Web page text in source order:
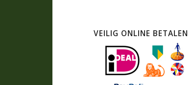
VEILIG ONLINE BETALEN